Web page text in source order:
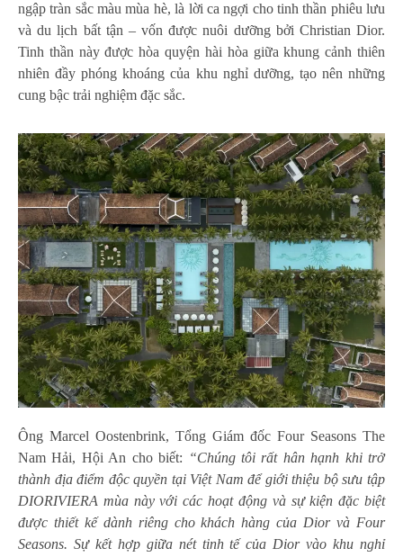
ngập tràn sắc màu mùa hè, là lời ca ngợi cho tinh thần phiêu lưu
và du lịch bất tận – vốn được nuôi dưỡng bởi Christian Dior.
Tinh thần này được hòa quyện hài hòa giữa khung cảnh thiên
nhiên đầy phóng khoáng của khu nghỉ dưỡng, tạo nên những
cung bậc trải nghiệm đặc sắc.
Ông Marcel Oostenbrink, Tổng Giám đốc Four Seasons The
Nam Hải, Hội An cho biết: ​​ “Chúng tôi rất hân hạnh khi trở
thành địa điểm độc quyền tại Việt Nam để giới thiệu bộ sưu tập
DIORIVIERA mùa này với các hoạt động và sự kiện đặc biệt
được thiết kế dành riêng cho khách hàng của Dior và Four
Seasons. Sự kết hợp giữa nét tinh tế của Dior vào khu nghỉ